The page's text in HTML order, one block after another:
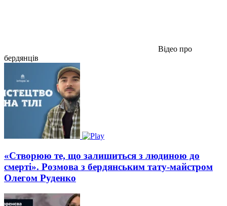
Відео про
бердянців
«Створюю те, що залишиться з людиною до
смерті». Розмова з бердянським тату-майстром
Олегом Руденко